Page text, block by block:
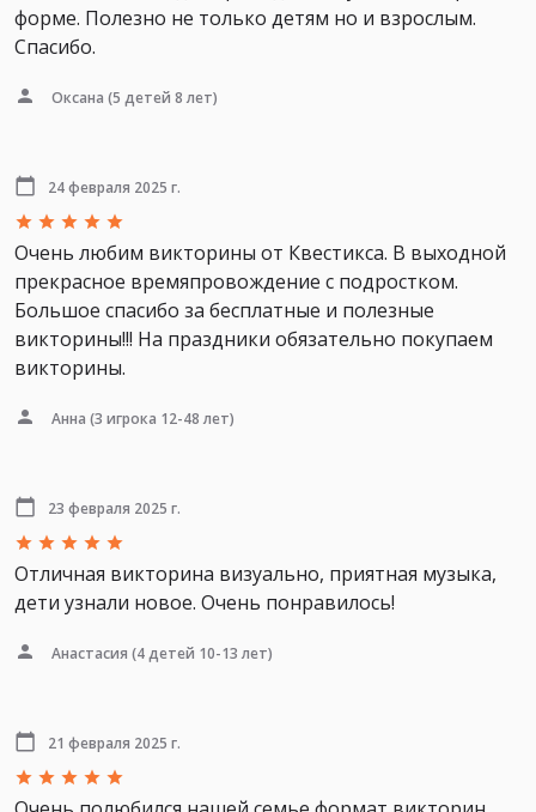
форме. Полезно не только детям но и взрослым.
Спасибо.
Оксана (5 детей 8 лет)
24 февраля 2025 г.
Очень любим викторины от Квестикса. В выходной
прекрасное времяпровождение с подростком.
Большое спасибо за бесплатные и полезные
викторины!!! На праздники обязательно покупаем
викторины.
Анна (3 игрока 12-48 лет)
23 февраля 2025 г.
Отличная викторина визуально, приятная музыка,
дети узнали новое. Очень понравилось!
Анастасия (4 детей 10-13 лет)
21 февраля 2025 г.